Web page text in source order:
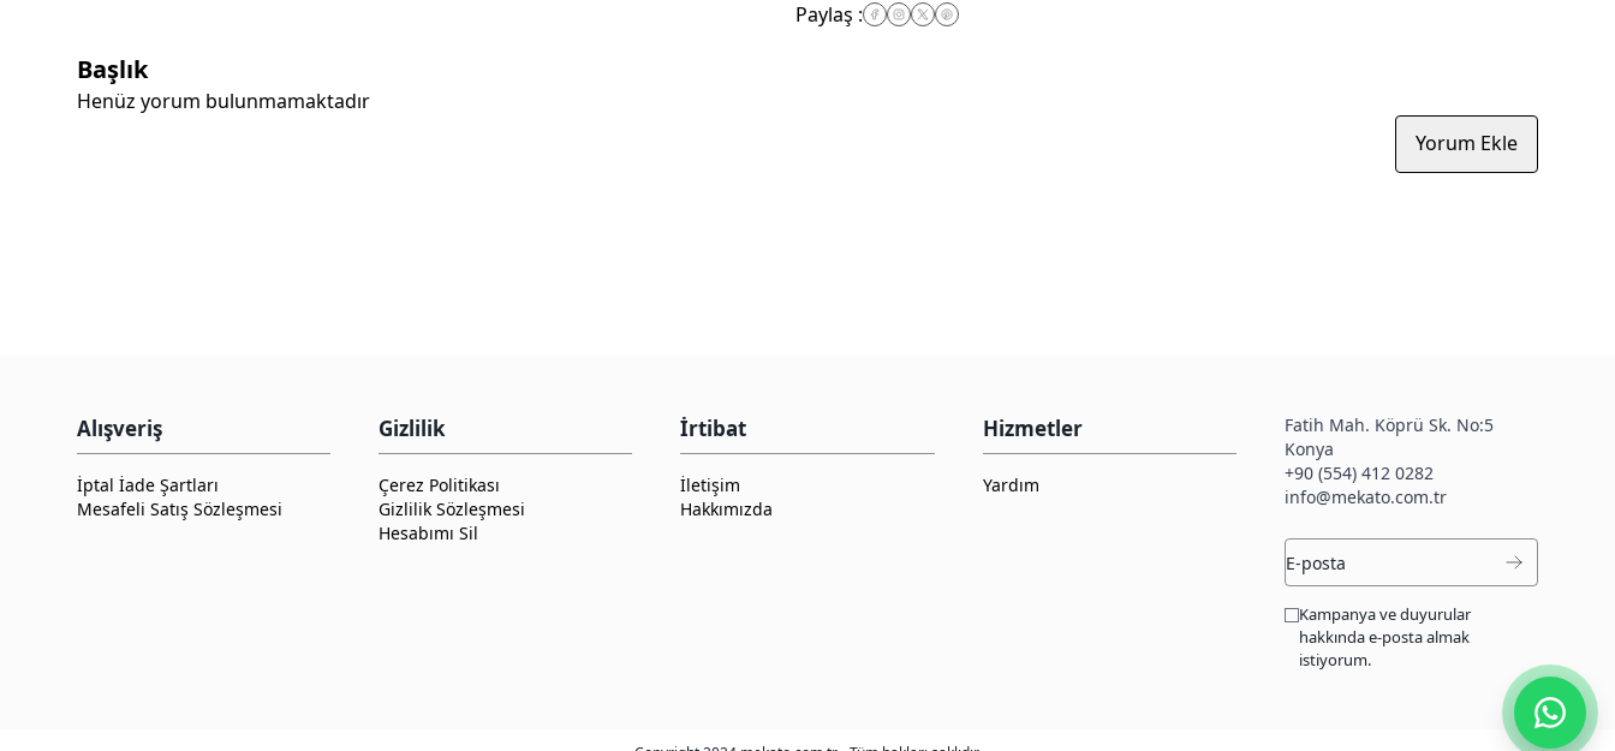
Paylaş :
Başlık
Henüz yorum bulunmamaktadır
Yorum Ekle
Alışveriş
İptal İade Şartları
Mesafeli Satış Sözleşmesi
Gizlilik
Çerez Politikası
Gizlilik Sözleşmesi
Hesabımı Sil
İrtibat
İletişim
Hakkımızda
Hizmetler
Yardım
Fatih Mah. Köprü Sk. No:5
Konya
+90 (554) 412 0282
info@mekato.com.tr
Kampanya ve duyurular
hakkında e-posta almak
istiyorum.